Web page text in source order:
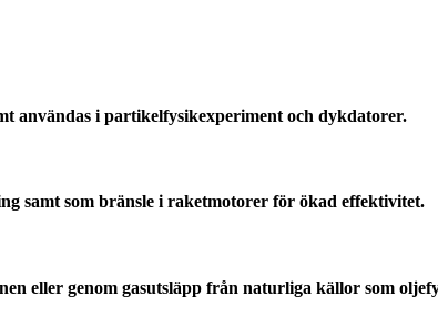
användas i partikelfysikexperiment och dykdatorer.
samt som bränsle i raketmotorer för ökad effektivitet.
eller genom gasutsläpp från naturliga källor som